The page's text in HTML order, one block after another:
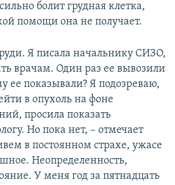
болит грудная клетка,
помощи она не получает.
Я писала начальнику СИЗО,
врачам. Один раз ее вывозили
ее показывали? Я подозреваю,
в опухоль на фоне
просила показать
Но пока нет, – отмечает
в постоянном страхе, ужасе
Неопределенность,
У меня год за пятнадцать